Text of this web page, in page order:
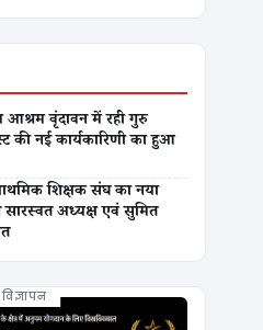
आश्रम वृंदावन में रही गुरु
की नई कार्यकारिणी का हुआ
शिक्षक संघ का नया
सारस्वत अध्यक्ष एवं सुमित
विज्ञापन